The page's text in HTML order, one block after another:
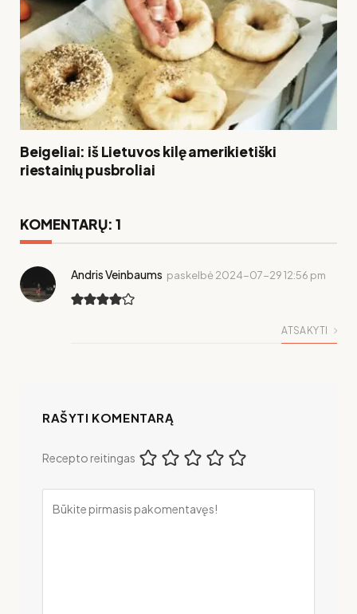
Beigeliai: iš Lietuvos kilę amerikietiški
riestainių pusbroliai
KOMENTARŲ: 1
Andris Veinbaums paskelbė 2024-07-29 12:56 pm
ATSAKYTI
RAŠYTI KOMENTARĄ
Recepto reitingas